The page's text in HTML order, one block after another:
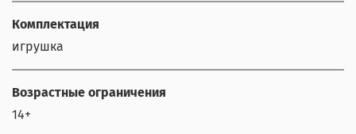
Комплектация
игрушка
Возрастные ограничения
14+